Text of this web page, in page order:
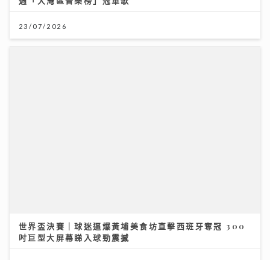
23/07/2026
20/07/2026